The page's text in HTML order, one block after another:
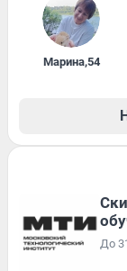
Марина,54
До